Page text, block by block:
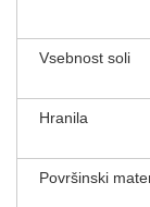
Vsebnost soli
Hranila
Površinski